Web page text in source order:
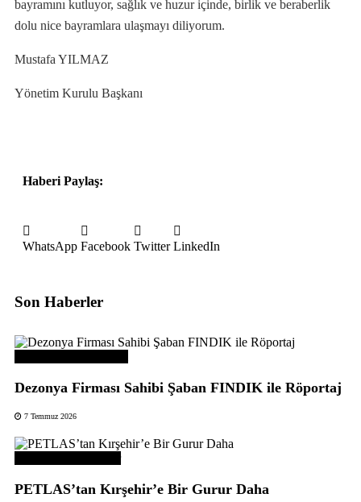
bayramını kutluyor, sağlık ve huzur içinde, birlik ve beraberlik
dolu nice bayramlara ulaşmayı diliyorum.
Mustafa YILMAZ
Yönetim Kurulu Başkanı
Haberi Paylaş:
WhatsApp Facebook Twitter LinkedIn
Son Haberler
Dezonya Firması Sahibi Şaban FINDIK ile Röportaj
7 Temmuz 2026
PETLAS’tan Kırşehir’e Bir Gurur Daha